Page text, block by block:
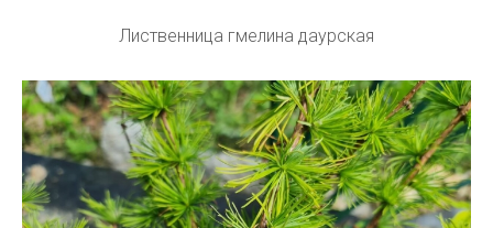
Лиственница гмелина даурская